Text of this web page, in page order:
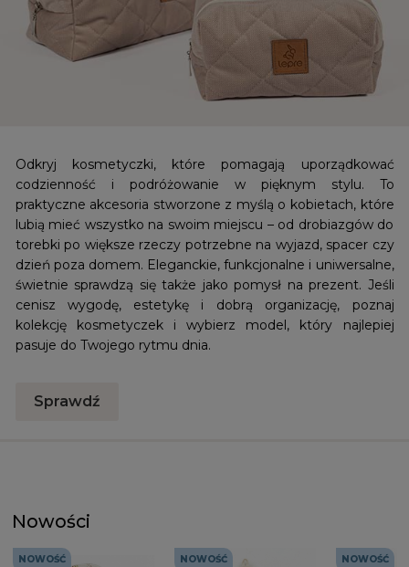
Odkryj kosmetyczki, które pomagają uporządkować
codzienność i podróżowanie w pięknym stylu. To
praktyczne akcesoria stworzone z myślą o kobietach, które
lubią mieć wszystko na swoim miejscu – od drobiazgów do
torebki po większe rzeczy potrzebne na wyjazd, spacer czy
dzień poza domem. Eleganckie, funkcjonalne i uniwersalne,
świetnie sprawdzą się także jako pomysł na prezent. Jeśli
cenisz wygodę, estetykę i dobrą organizację, poznaj
kolekcję kosmetyczek i wybierz model, który najlepiej
pasuje do Twojego rytmu dnia.
Sprawdź
Nowości
NOWOŚĆ NOWOŚĆ NOWOŚĆ